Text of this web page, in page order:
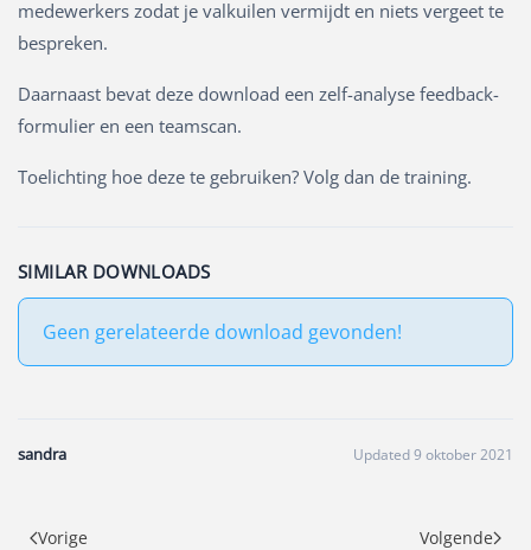
medewerkers zodat je valkuilen vermijdt en niets vergeet te
bespreken.
Daarnaast bevat deze download een zelf-analyse feedback-
formulier en een teamscan.
Toelichting hoe deze te gebruiken? Volg dan de training.
SIMILAR DOWNLOADS
Geen gerelateerde download gevonden!
sandra Updated 9 oktober 2021
Vorige Volgende